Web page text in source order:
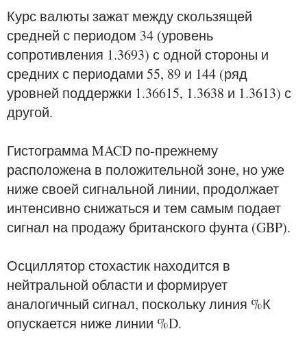
Курс валюты зажат между скользящей
средней с периодом 34 (уровень
сопротивления 1.3693) с одной стороны и
средних с периодами 55, 89 и 144 (ряд
уровней поддержки 1.36615, 1.3638 и 1.3613) с
другой.
Гистограмма MACD по-прежнему
расположена в положительной зоне, но уже
ниже своей сигнальной линии, продолжает
интенсивно снижаться и тем самым подает
сигнал на продажу британского фунта (GBP).
Осциллятор стохастик находится в
нейтральной области и формирует
аналогичный сигнал, поскольку линия %К
опускается ниже линии %D.